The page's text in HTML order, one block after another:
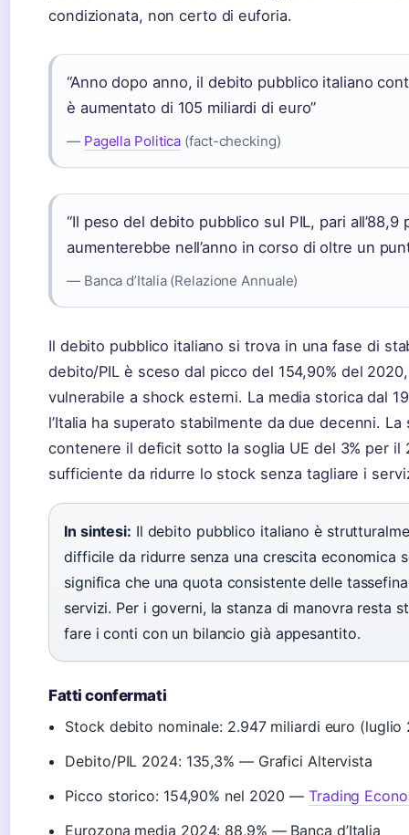
condizionata, non certo di euforia.
“Anno dopo anno, il debito pubblico italiano
è aumentato di 105 miliardi di euro”
— Pagella Politica (fact-checking)
“Il peso del debito pubblico sul PIL, pari
aumenterebbe nell’anno in corso di oltre un
— Banca d’Italia (Relazione Annuale)
Il debito pubblico italiano si trova in una fase di
debito/PIL è sceso dal picco del 154,90% del
vulnerabile a shock esterni. La media storica dal
l’Italia ha superato stabilmente da due decenni.
contenere il deficit sotto la soglia UE del 3% per il
sufficiente da ridurre lo stock senza tagliare i
In sintesi: Il debito pubblico italiano è
difficile da ridurre senza una crescita economica
significa che una quota consistente delle
servizi. Per i governi, la stanza di manovra resta
fare i conti con un bilancio già appesantito.
Fatti confermati
Stock debito nominale: 2.947 miliardi euro
Debito/PIL 2024: 135,3% — Grafici Altervista
Picco storico: 154,90% nel 2020 — Trading
Eurozona media 2024: 88,9% — Banca d’Italia